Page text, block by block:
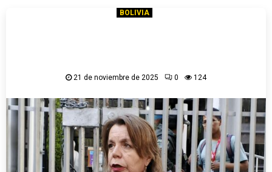
BOLIVIA
21 de noviembre de 2025 0 124